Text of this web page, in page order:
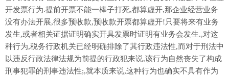
开发票行为.提前开票不能一棒子打死,都算虚开,那企业经营业务
没有办法开展,很多预收款,预收款开票都算虚开!只要将来有业务
发生,或者相关证据证明确实开具发票时证明有业务会发生.,对这
种行为,税务行政机关已经明确排除了其行政违法性,而对于刑法中
以违反行政法律法规为前提的行政犯来说,该行为自然丧失了构成
刑事犯罪的刑事违法性;,就本质来说,这种行为也确实不具有作为